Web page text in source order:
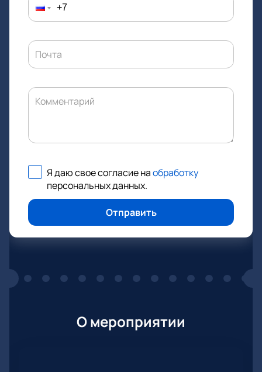
Почта
Комментарий
Я даю свое согласие наобработку
персональных данных.
Отправить
О мероприятии